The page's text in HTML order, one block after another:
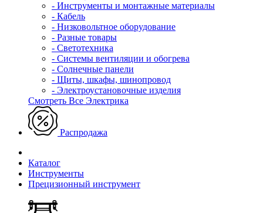
- Инструменты и монтажные материалы
- Кабель
- Низковольтное оборудование
- Разные товары
- Светотехника
- Системы вентиляции и обогрева
- Солнечные панели
- Щиты, шкафы, шинопровод
- Электроустановочные изделия
Смотреть Все Электрика
Распродажа
Каталог
Инструменты
Прецизионный инструмент